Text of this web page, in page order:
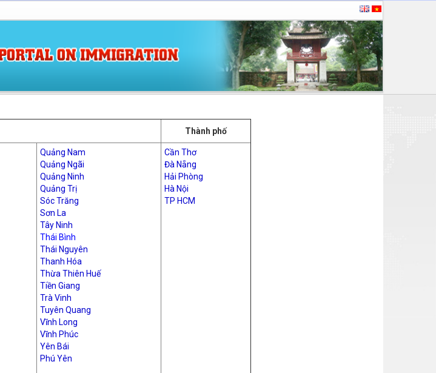
Thành phố
Quảng Nam
Quảng Ngãi
Quảng Ninh
Quảng Trị
Sóc Trăng
Sơn La
Tây Ninh
Thái Bình
Thái Nguyên
Thanh Hóa
Thừa Thiên Huế
Tiền Giang
Trà Vinh
Tuyên Quang
Vĩnh Long
Vĩnh Phúc
Yên Bái
Phú Yên
Cần Thơ
Đà Nẵng
Hải Phòng
Hà Nội
TP HCM